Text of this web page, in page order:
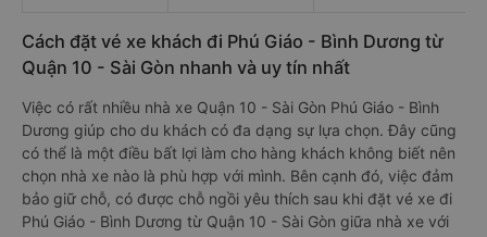
Cách đặt vé xe khách đi Phú Giáo - Bình Dương từ
Quận 10 - Sài Gòn nhanh và uy tín nhất
Việc có rất nhiều nhà xe Quận 10 - Sài Gòn Phú Giáo - Bình
Dương giúp cho du khách có đa dạng sự lựa chọn. Đây cũng
có thể là một điều bất lợi làm cho hàng khách không biết nên
chọn nhà xe nào là phù hợp với mình. Bên cạnh đó, việc đảm
bảo giữ chỗ, có được chỗ ngồi yêu thích sau khi đặt vé xe đi
Phú Giáo - Bình Dương từ Quận 10 - Sài Gòn giữa nhà xe với